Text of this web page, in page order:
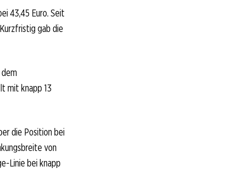
43,45 Euro. Seit
gab die
mit knapp 13
die Position bei
von
Linie bei knapp